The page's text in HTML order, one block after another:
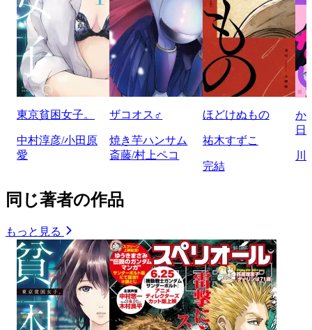
東京貧困女子。
中村淳彦/小田原
愛
ザコオス♂
焼き芋ハンサム
斎藤/村上ペコ
ほどけぬもの
祐木すずこ
完結
か
日
川
同じ著者の作品
もっと見る